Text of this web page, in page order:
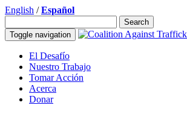
English /Español
for:
Toggle navigation
El Desafío
Nuestro Trabajo
Tomar Acción
Acerca
Donar